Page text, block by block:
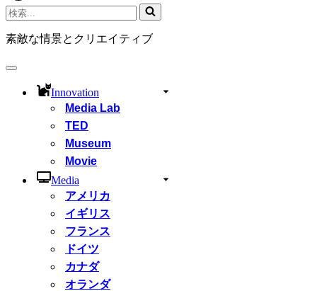
ン
メ
ニ
ュ
検
索...
素敵な情景とクリエイティブ
ナ
Innovation
Media Lab
TED
Museum
Movie
Media
アメリカ
イギリス
フランス
ドイツ
カナダ
オランダ